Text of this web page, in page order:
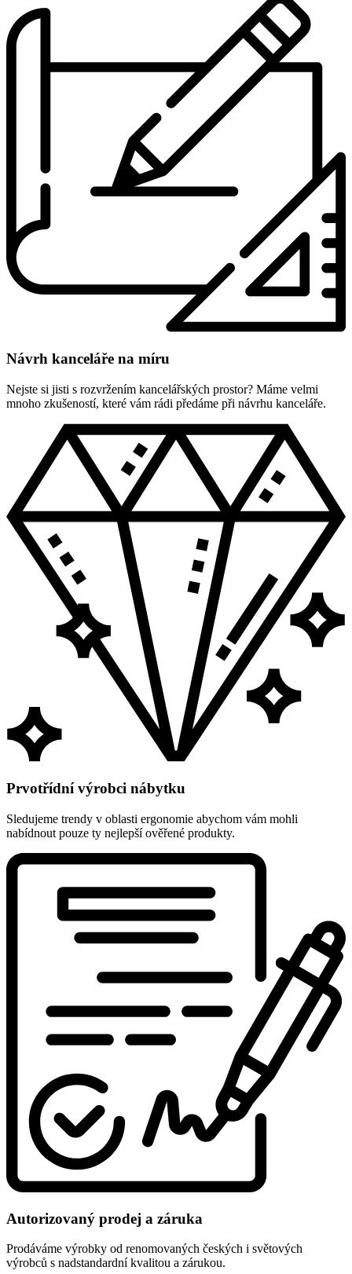
Návrh kanceláře na míru
Nejste si jisti s rozvržením kancelářských prostor? Máme velmi
mnoho zkušeností, které vám rádi předáme při návrhu kanceláře.
Prvotřídní výrobci nábytku
Sledujeme trendy v oblasti ergonomie abychom vám mohli
nabídnout pouze ty nejlepší ověřené produkty.
Autorizovaný prodej a záruka
Prodáváme výrobky od renomovaných českých i světových
výrobců s nadstandardní kvalitou a zárukou.